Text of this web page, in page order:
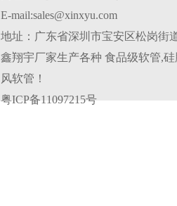
E-mail:sales@xinxyu.com
地址：广东省深圳市宝安区松岗街
鑫翔宇厂家生产各种 食品级软管,
风软管 ！
粤ICP备11097215号